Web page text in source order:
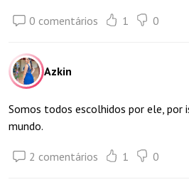
0 comentários 1 0
Azkin
Somos todos escolhidos por ele, por
mundo.
2 comentários 1 0